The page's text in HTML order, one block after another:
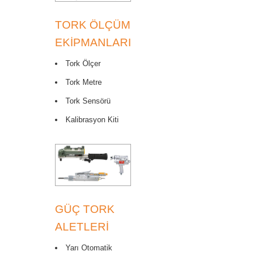
TORK ÖLÇÜM
EKIPMANLARI
Tork Ölçer
Tork Metre
Tork Sensörü
Kalibrasyon Kiti
GÜÇ TORK
ALETLERI
Yarı Otomatik